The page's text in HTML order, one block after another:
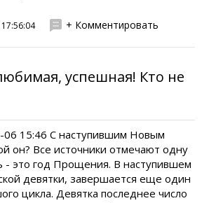
+ Комментировать
успешная! Кто не
06 15:46 С наступившим Новым
он? Все источники отмечают одну
- это год Прощения. В наступившем
девятки, завершается еще один
цикла. Девятка последнее число